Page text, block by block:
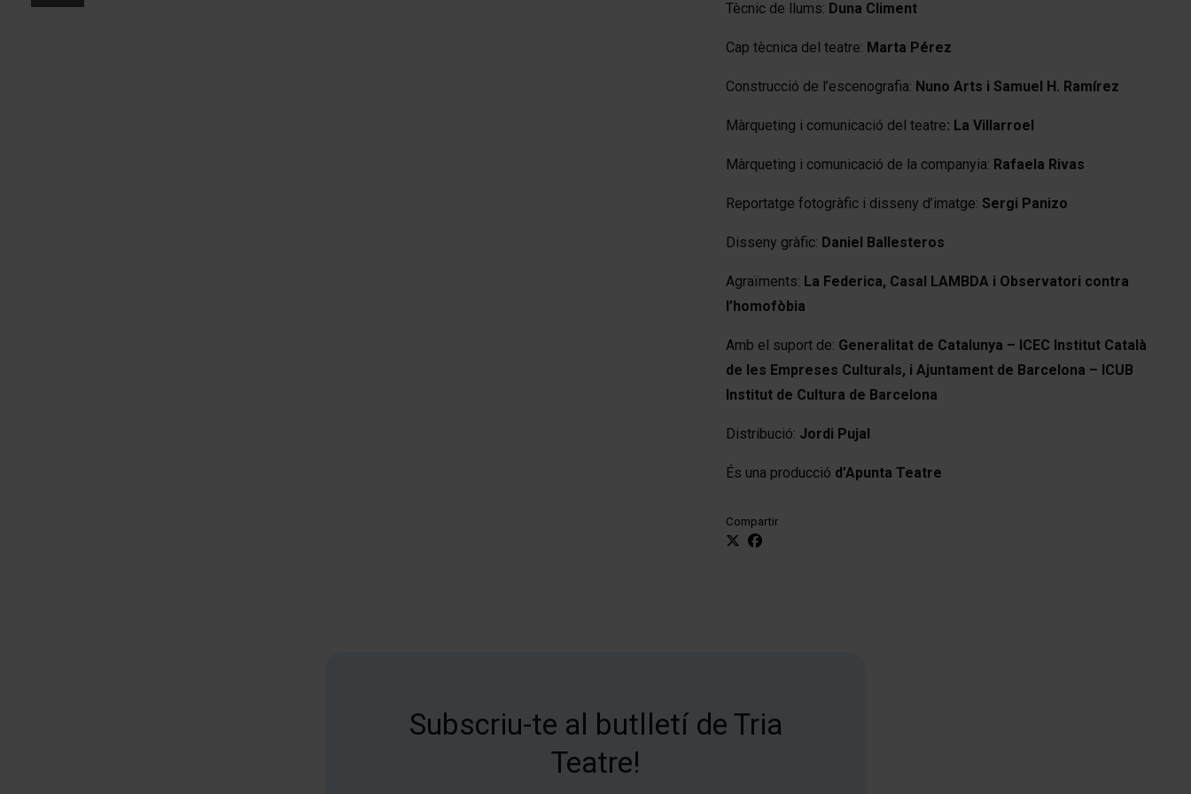
Tècnic de llums: Duna Climent
Cap tècnica del teatre: Marta Pérez
Construcció de l’escenografia: Nuno Arts i Samuel H. Ramírez
Màrqueting i comunicació del teatre: La Villarroel
Màrqueting i comunicació de la companyia: Rafaela Rivas
Reportatge fotogràfic i disseny d’imatge: Sergi Panizo
Disseny gràfic: Daniel Ballesteros
Agraïments: La Federica, Casal LAMBDA i Observatori contra
l’homofòbia
Amb el suport de: Generalitat de Catalunya – ICEC Institut Català
de les Empreses Culturals, i Ajuntament de Barcelona – ICUB
Institut de Cultura de Barcelona
Distribució: Jordi Pujal
És una producció d’Apunta Teatre
Compartir
Subscriu-te al butlletí de Tria
Teatre!